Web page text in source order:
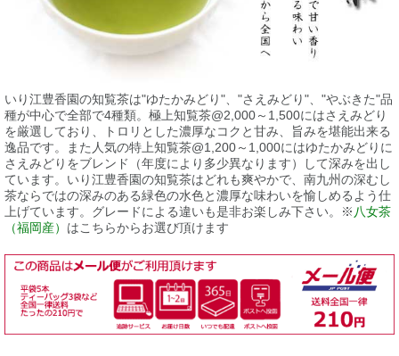
いり江豊香園の知覧茶は"ゆたかみどり"、"さえみどり"、"やぶきた"品
種が中心で全部で4種類。極上知覧茶@2,000～1,500にはさえみどり
を厳選しており、トロリとした濃厚なコクと甘み、旨みを堪能出来る
逸品です。また人気の特上知覧茶@1,200～1,000にはゆたかみどりに
さえみどりをブレンド（年度により多少異なります）して深みを出し
ています。いり江豊香園の知覧茶はどれも爽やかで、南九州の深むし
茶ならではの深みのある緑色の水色と濃厚な味わいを愉しめるよう仕
上げています。グレードによる違いも是非お楽しみ下さい。※ 八女茶
（福岡産） はこちらからお選び頂けます